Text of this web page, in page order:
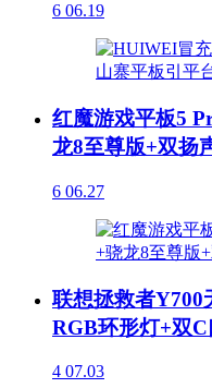
6 06.19
红魔游戏平板5
龙8至尊版+双扬
6 06.27
联想拯救者Y700
RGB环形灯+双
4 07.03